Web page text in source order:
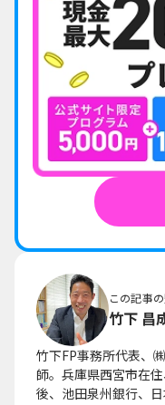
この記事
竹下 昌
竹下FP事務所代表、
師。兵庫県西宮市在
後、池田泉州銀行、